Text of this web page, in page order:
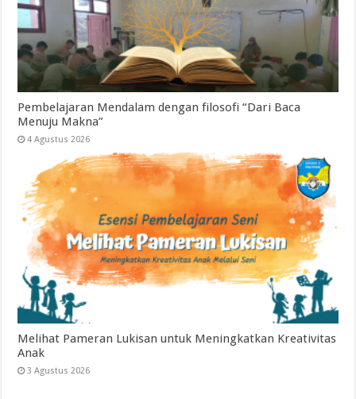
Pembelajaran Mendalam dengan filosofi “Dari Baca
Menuju Makna”
4 Agustus 2026
Melihat Pameran Lukisan untuk Meningkatkan Kreativitas
Anak
3 Agustus 2026